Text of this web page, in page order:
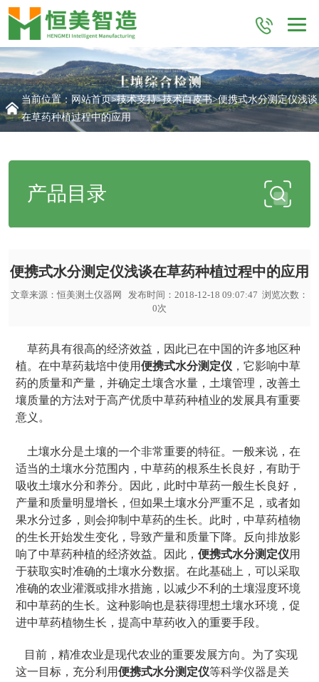
当前位置： 网站首页>技术支持>技术白皮书>便携式水分测定仪浅谈
在草药种植过程中的应用
产品目录
便携式水分测定仪浅谈在草药种植过程中的应用
文章来源： 恒美测土仪器网
发布时间：2018-12-18 09:07:47 浏览次数：
0次
草药具有很高的经济效益，因此已在中国的许多地区种
植。在中草药栽培中使用便携式水分测定仪 ，它影响中草
药的质量和产量，并确定土壤含水量，土壤管理，改善土
壤质量的方法对于高产优质中草药种植业的发展具有重要
意义。
土壤水分是土壤的一个非常重要的特征。一般来说，在
适当的土壤水分范围内，中草药的根系生长良好，有助于
吸收土壤水分和养分。因此，此时中草药一般生长良好，
产量和质量明显增长，但如果土壤水分严重不足，或者如
果水分过多，则会抑制中草药的生长。此时，中草药植物
的生长开始发生变化，导致产量和质量下降。反向排放影
响了中草药种植的经济效益。因此， 便携式水分测定仪用
于获取实时准确的土壤水分数据。在此基础上，可以采取
准确的农业灌溉或排水措施，以减少不利的土壤湿度环境
和中草药的生长。这种影响也是获得理想土壤水环境，促
进中草药植物生长，提高中草药收入的重要手段。
目前，精准农业是现代农业的重要发展方向。为了实现
这一目标，充分利用便携式水分测定仪等科学仪器是关